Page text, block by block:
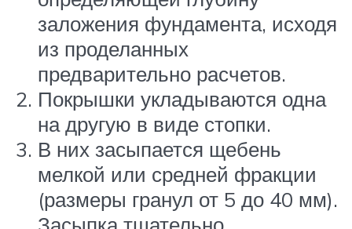
заложения фундамента, исходя
из проделанных
предварительно расчетов.
Покрышки укладываются одна
на другую в виде стопки.
В них засыпается щебень
мелкой или средней фракции
(размеры гранул от 5 до 40 мм).
Засыпка тщательно